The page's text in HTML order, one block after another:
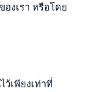
งเรา หรือโดย
เพียงเท่าที่